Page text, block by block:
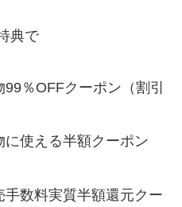
典で
％OFFクーポン（割引
に使える半額クーポン
数料実質半額還元クー